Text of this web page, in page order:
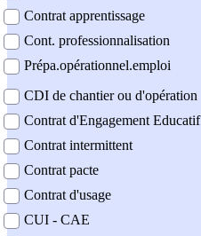
Contrat apprentissage
Cont. professionnalisation
Prépa.opérationnel.emploi
CDI de chantier ou d'opération
Contrat d'Engagement Educatif
Contrat intermittent
Contrat pacte
Contrat d'usage
CUI - CAE